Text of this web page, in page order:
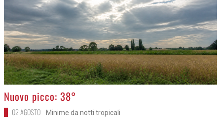
>
Nuovo picco: 38°
02 AGOSTO Minime da notti tropicali